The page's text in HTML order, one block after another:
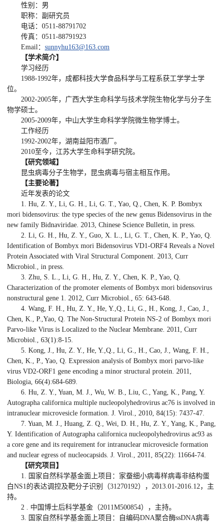
性别：男
职称：副研究员
电话：0511-88791702
传真：0511-88791923
Email： sunnyhu163@163.com
【学术简介】
学习经历
1988-1992年，成都科技大学食品科学与工程系获工学学士学
位。
2002-2005年，广西大学生命科学与技术学院生物化学与分子生
物学硕士。
2005-2009年，中山大学生命科学学院微生物学博士。
工作经历
1992-2002年，湖南益阳市酒厂。
2010至今，江苏大学生命科学研究院。
【研究领域】
昆虫病毒分子生物学，昆虫病毒与宿主相互作用。
【主要论著】
近年发表的论文
1. Hu, Z. Y., Li, G. H., Li, G. T., Yao, Q., Chen, K. P. Bombyx
mori bidensovirus: the type species of the new genus Bidensovirus in the
new family Bidnaviridae. 2013, Chinese Science Bulletin, in press.
2. Li, G. H., Hu, Z. Y., Guo, X. L., Li, G. T., Chen, K. P., Yao, Q.
Identification of Bombyx mori Bidensovirus VD1-ORF4 Reveals a Novel
Protein Associated with Viral Structural Component. 2013, Curr
Microbiol., in press.
3. Zhu, S. L., Li, G. H., Hu, Z. Y., Chen, K. P., Yao, Q.
Characterization of the promoter elements of Bombyx mori bidensovirus
nonstructural gene 1. 2012, Curr Microbiol., 65: 643-648.
4. Wang, F. H., Hu, Z. Y., He, Y.,Q., Li, G., H., Kong, J., Cao, J.,
Chen, K., P.,Yao, Q. The Non-Structural Protein NS-2 of Bombyx mori
Parvo-like Virus is Localized to the Nuclear Membrane. 2011, Curr
Microbiol., 63(1):8-15.
5. Kong, J., Hu, Z. Y., He, Y.,Q., Li, G., H., Cao, J., Wang, F. H.,
Chen, K., P., Yao, Q. Expression analysis of Bombyx mori parvo-like
virus VD2-ORF1 gene encoding a minor structural protein. 2011,
Biologia, 66(4):684-689.
6. Hu, Z. Y., Yuan, M. J., Wu, W. B., Liu, C., Yang, K., Pang, Y.
Autographa californica multiple nucleopolyhedrovirus ac76 is involved in
intranuclear microvesicle formation. J. Virol., 2010, 84(15): 7437-47.
7. Yuan, M. J., Huang, Z. Q., Wei, D. H., Hu, Z. Y., Yang, K., Pang,
Y. Identification of Autographa californica nucleopolyhedrovirus ac93 as
a core gene and its requirement for intranuclear microvesicle formation
and nuclear egress of nucleocapsids. J. Virol., 2011, 85(22): 11664-74.
【研究项目】
1. 国家自然科学基金面上项目：家蚕细小病毒样病毒非结构蛋
白NS1的表达调控及靶分子识别（31270192），2013.01-2016.12，主
持。
2 . 中国博士后科学基金（2011M500854），主持。
3. 国家自然科学基金面上项目：自编码DNA聚合酶ssDNA病毒